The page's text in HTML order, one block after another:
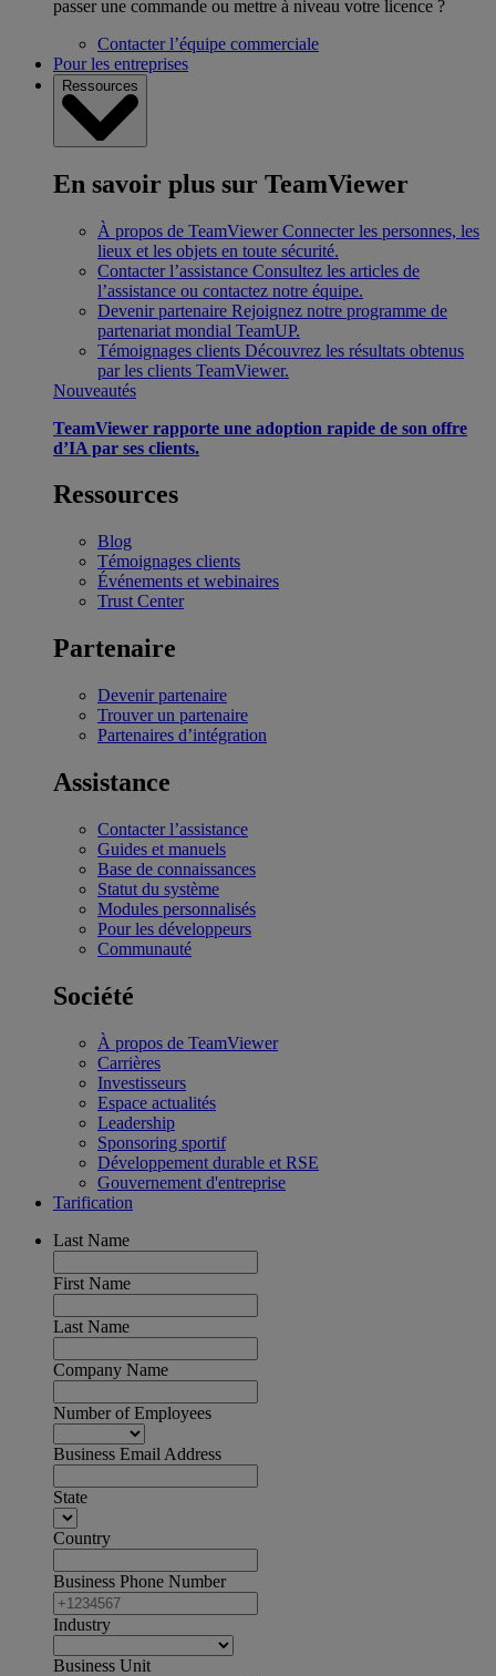
passer une commande ou mettre à niveau votre licence ?
Contacter l’équipe commerciale
Pour les entreprises
Ressources
En savoir plus sur TeamViewer
À propos de TeamViewer Connecter les personnes, les
lieux et les objets en toute sécurité.
Contacter l’assistance Consultez les articles de
l’assistance ou contactez notre équipe.
Devenir partenaire Rejoignez notre programme de
partenariat mondial TeamUP.
Témoignages clients Découvrez les résultats obtenus
par les clients TeamViewer.
Nouveautés
TeamViewer rapporte une adoption rapide de son offre
d’IA par ses clients.
Ressources
Blog
Témoignages clients
Événements et webinaires
Trust Center
Partenaire
Devenir partenaire
Trouver un partenaire
Partenaires d’intégration
Assistance
Contacter l’assistance
Guides et manuels
Base de connaissances
Statut du système
Modules personnalisés
Pour les développeurs
Communauté
Société
À propos de TeamViewer
Carrières
Investisseurs
Espace actualités
Leadership
Sponsoring sportif
Développement durable et RSE
Gouvernement d'entreprise
Tarification
Last Name
First Name
Last Name
Company Name
Number of Employees
Business Email Address
State
Country
Business Phone Number
Industry
Business Unit